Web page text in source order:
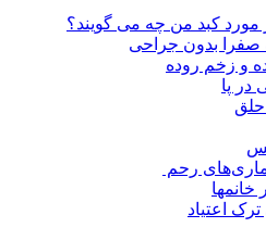
مورد کبد من چه می گویند؟
بدون جراحی
و زخم روده
در پا
رحم
اعتیاد